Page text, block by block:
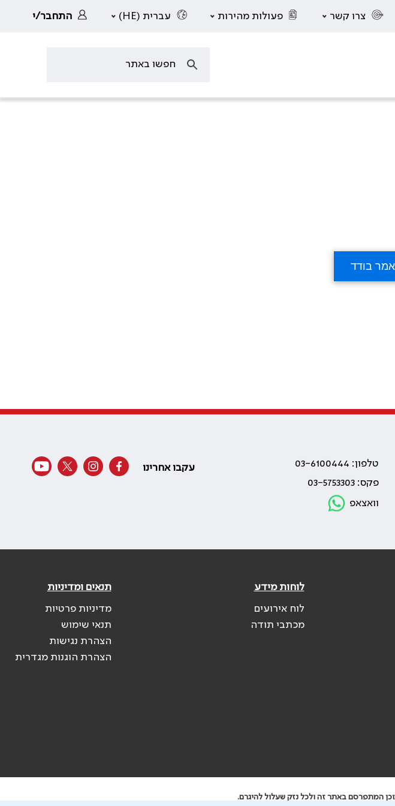
צרו קשר פעולות מהירות עברית (HE) התחבר/י
טלפון: 03-6100444
פקס: 03-5753303
וואצאפ
עקבו אחרינו
לוחות מידע
לוח אירועים
מכתבי תודה
תנאים ומדיניות
מדיניות פרטיות
תנאי שימוש
הצהרת נגישות
הצהרת הוגנות מגדרית
המתפרסם באתר זה ולכל נזק שעלול להיגרם.